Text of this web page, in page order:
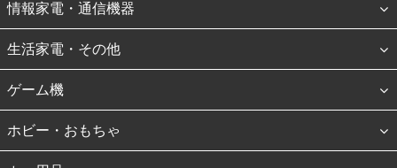
情報家電・通信機器
生活家電・その他
ゲーム機
ホビー・おもちゃ